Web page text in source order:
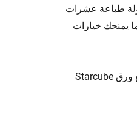
الكاشير. وبطول 230 قدمًا، يمكنك بسهولة طباعة عشرات
إلى استبدال الرول. بالإضافة إلى ذلك، يتوفر هذا الورق الحراري أيضًا بالحجم 2 1/4*50، ما يمنحك خيارات
تم تصميم الورق الحراري لتوفير طباعة واضحة وحادة في كل معاملة. وداعًا للإيصالات الملطخة أو الباهتة – مع ورق Starcube